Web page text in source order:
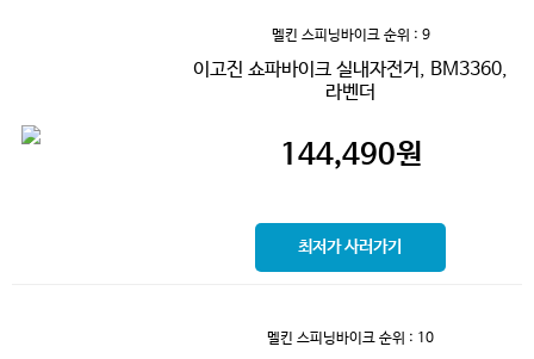
멜킨 스피닝바이크순위 : 9
이고진 쇼파바이크 실내자전거, BM3360,
라벤더
144,490원
최저가 사러가기
멜킨 스피닝바이크 순위 : 10